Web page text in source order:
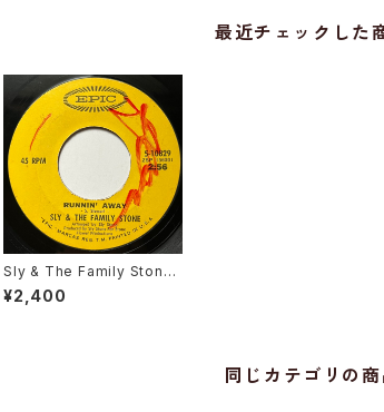
最近チェックした
Sly & The Family Stone /
Runnin' Away
¥2,400
同じカテゴリの商